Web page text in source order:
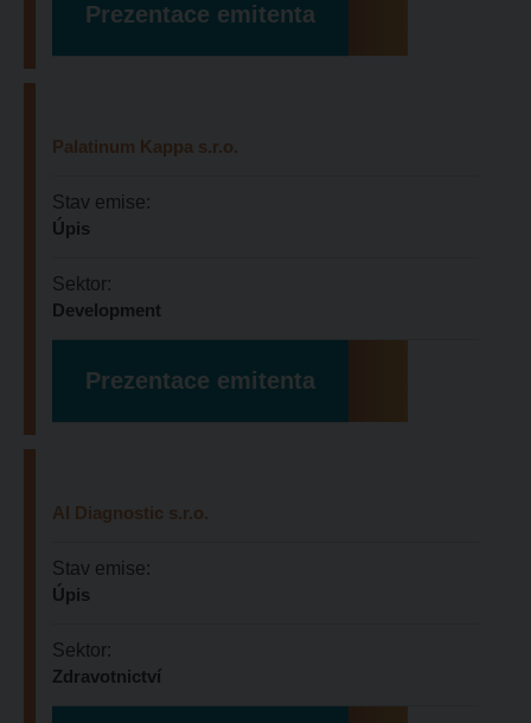
Prezentace emitenta
Palatinum Kappa s.r.o.
Stav emise:
Úpis
Sektor:
Development
Prezentace emitenta
AI Diagnostic s.r.o.
Stav emise:
Úpis
Sektor:
Zdravotnictví